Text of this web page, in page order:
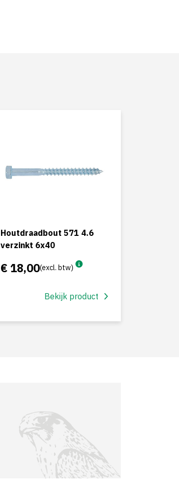
Houtdraadbout 571 4.6
verzinkt 6x40
€ 18,00(excl. btw)
Bekijk product